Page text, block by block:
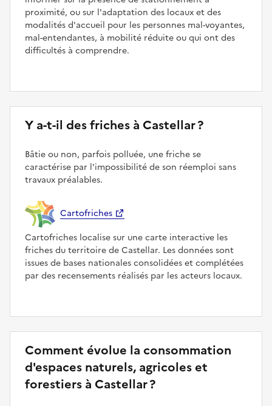
proximité, ou sur l'adaptation des locaux et des
modalités d'accueil pour les personnes mal-voyantes,
mal-entendantes, à mobilité réduite ou qui ont des
difficultés à comprendre.
Y a-t-il des friches à Castellar ?
Bâtie ou non, parfois polluée, une friche se
caractérise par l'impossibilité de son réemploi sans
travaux préalables.
Cartofriches
Cartofriches localise sur une carte interactive les
friches du territoire de Castellar. Les données sont
issues de bases nationales consolidées et complétées
par des recensements réalisés par les acteurs locaux.
Comment évolue la consommation
d'espaces naturels, agricoles et
forestiers à Castellar ?